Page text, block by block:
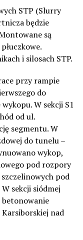
STP (Slurry
będzie
są
i silosach STP.
przy rampie
do
W sekcji S1
od ul.
segmentu. W
do tunelu –
wykop,
pod rozpory
szczelinowych pod
sekcji siódmej
betonowanie
nad